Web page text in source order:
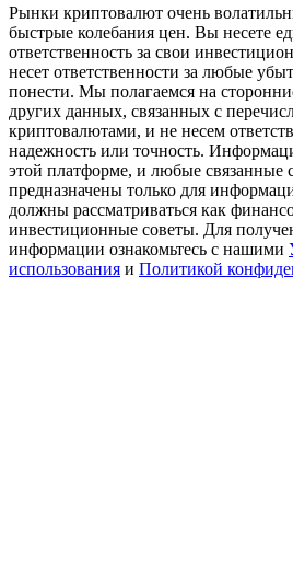
USDT New User Exclusive 10%
USDT Flexible Staking | Daily
New Listing Futures Fest
Trade New Futures, Win 200,000
Crypto World Cup 2026: Grand
Рынки криптовалют очень
быстрые колебания цен. Вы несете
ответственность за свои
несет ответственности за любые
понести. Мы полагаемся на
других данных, связанных с
криптовалютами, и не несем
надежность или точность.
этой платформе, и любые связанные
предназначены только для
должны рассматриваться как
инвестиционные советы. Для
информации ознакомьтесь с нашими
использования и Политикой